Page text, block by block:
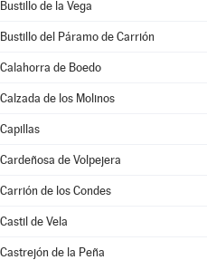
Bustillo de la Vega
Bustillo del Páramo de Carrión
Calahorra de Boedo
Calzada de los Molinos
Capillas
Cardeñosa de Volpejera
Carrión de los Condes
Castil de Vela
Castrejón de la Peña